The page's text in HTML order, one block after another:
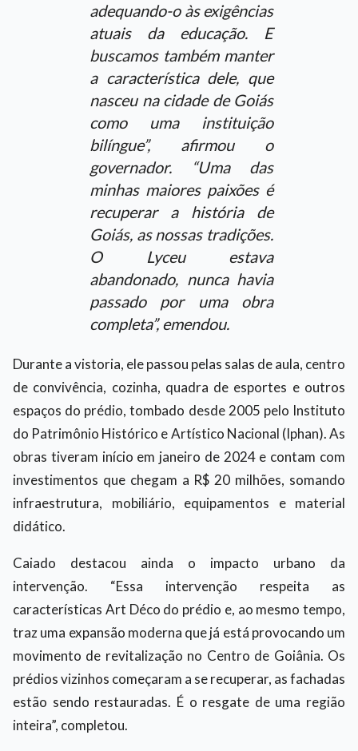
adequando-o às exigências
atuais da educação. E
buscamos também manter
a característica dele, que
nasceu na cidade de Goiás
como uma instituição
bilíngue”, afirmou o
governador. “Uma das
minhas maiores paixões é
recuperar a história de
Goiás, as nossas tradições.
O Lyceu estava
abandonado, nunca havia
passado por uma obra
completa”, emendou.
Durante a vistoria, ele passou pelas salas de aula, centro
de convivência, cozinha, quadra de esportes e outros
espaços do prédio, tombado desde 2005 pelo Instituto
do Patrimônio Histórico e Artístico Nacional (Iphan). As
obras tiveram início em janeiro de 2024 e contam com
investimentos que chegam a R$ 20 milhões, somando
infraestrutura, mobiliário, equipamentos e material
didático.
Caiado destacou ainda o impacto urbano da
intervenção. “Essa intervenção respeita as
características Art Déco do prédio e, ao mesmo tempo,
traz uma expansão moderna que já está provocando um
movimento de revitalização no Centro de Goiânia. Os
prédios vizinhos começaram a se recuperar, as fachadas
estão sendo restauradas. É o resgate de uma região
inteira”, completou.